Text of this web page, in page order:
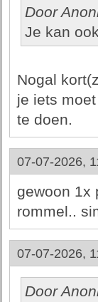
Door
Je kan
Nogal
je iets
te doen.
07-07-2026,
gewoon 1x
rommel..
07-07-2026,
Door